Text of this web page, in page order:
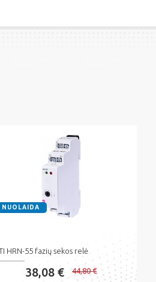
NUOLAIDA
HRN-55 fazių sekos relė
38,08 € 44,80 €